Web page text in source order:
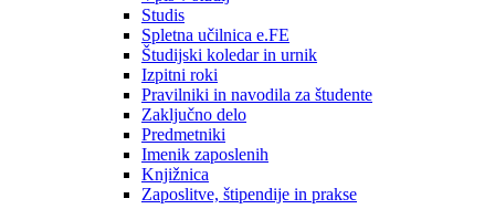
Studis
Spletna učilnica e.FE
Študijski koledar in urnik
Izpitni roki
Pravilniki in navodila za študente
Zaključno delo
Predmetniki
Imenik zaposlenih
Knjižnica
Zaposlitve, štipendije in prakse